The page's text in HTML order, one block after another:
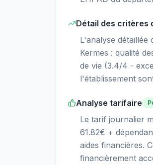
Détail des critères
L'analyse
Kermes : qualité
de vie (3.4/4 -
l'établissement
Analyse tarifaire
Le tarif journalier
61.82€ +
aides financières.
financièrement